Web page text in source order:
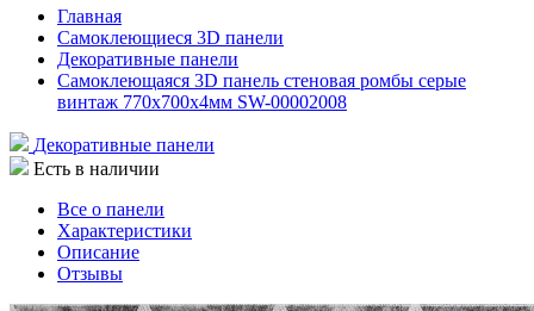
Главная
Самоклеющиеся 3D панели
Декоративные панели
Самоклеющаяся 3D панель стеновая ромбы серые
винтаж 770x700x4мм SW-00002008
Декоративные панели
Есть в наличии
Все о панели
Характеристики
Описание
Отзывы